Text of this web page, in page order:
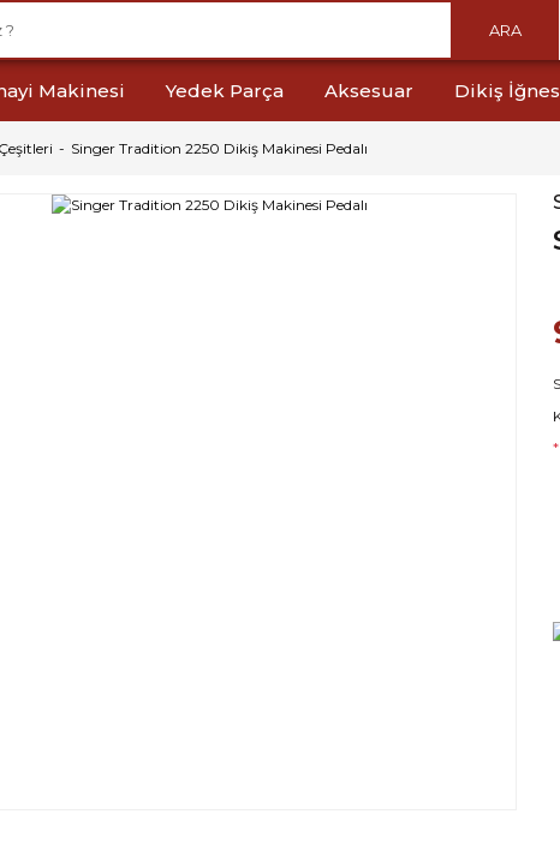
ARA
Makinesi Yedek Parça Aksesuar Dikiş
Singer Tradition 2250 Dikiş Makinesi Pedalı